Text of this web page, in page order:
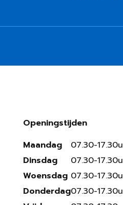
Openingstijden
Maandag
Dinsdag
Woensdag
Donderdag
07.30-17.30u
07.30-17.30u
07.30-17.30u
07.30-17.30u